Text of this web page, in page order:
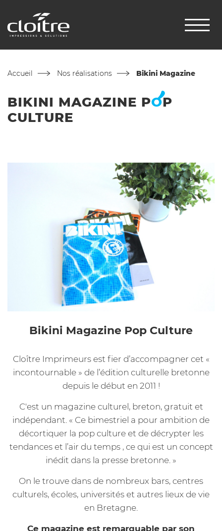
Accueil Nos réalisations Bikini Magazine
BIKINI MAGAZINE POP
CULTURE
Bikini Magazine Pop Culture
Cloître Imprimeurs est fier d’accompagner cet «
incontournable » de l’édition culturelle bretonne
depuis le début en 2011 !
C'est un magazine culturel, breton, gratuit et
indépendant. « Ce bimestriel a pour ambition de
décortiquer la pop culture et de décrypter les
tendances et l’air du temps , ce qui est un concept
inédit dans la presse bretonne. »
On le trouve dans de nombreux bars, centres
culturels, écoles, universités et autres lieux de vie
en Bretagne.
Ce magazine est remarquable par son